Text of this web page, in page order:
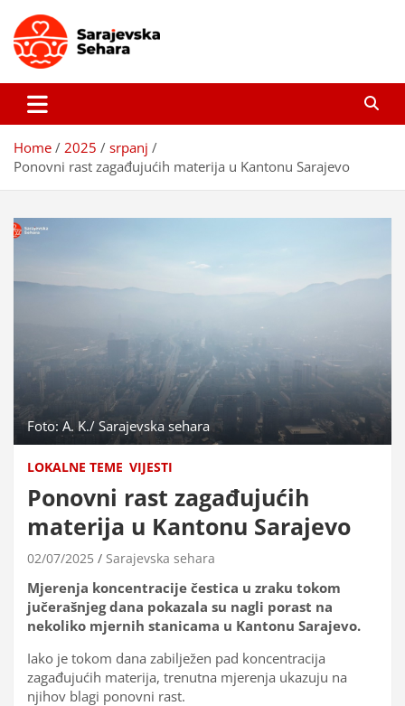
content
Sarajevska sehara
Home 2025
srpanj
Ponovni rast zagađujućih materija u Kantonu Sarajevo
Foto: A. K./ Sarajevska sehara
LOKALNE TEME VIJESTI
Ponovni rast zagađujućih
materija u Kantonu Sarajevo
02/07/2025 Sarajevska sehara
Mjerenja koncentracije čestica u zraku tokom
jučerašnjeg dana pokazala su nagli porast na
nekoliko mjernih stanicama u Kantonu Sarajevo.
Iako je tokom dana zabilježen pad koncentracija
zagađujućih materija, trenutna mjerenja ukazuju na
njihov blagi ponovni rast.